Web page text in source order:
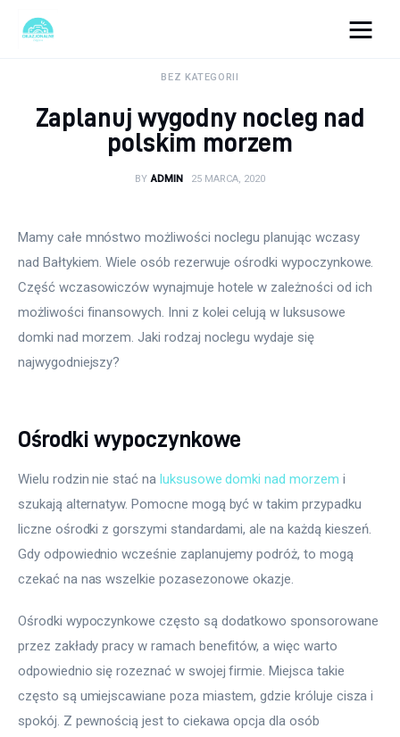
Turystyka
Uroda
Więcej
BEZ KATEGORII
Zaplanuj wygodny nocleg nad
polskim morzem
BY ADMIN 25 MARCA, 2020
Mamy całe mnóstwo możliwości noclegu planując wczasy
nad Bałtykiem. Wiele osób rezerwuje ośrodki wypoczynkowe.
Część wczasowiczów wynajmuje hotele w zależności od ich
możliwości finansowych. Inni z kolei celują w luksusowe
domki nad morzem. Jaki rodzaj noclegu wydaje się
najwygodniejszy?
Ośrodki wypoczynkowe
Wielu rodzin nie stać na luksusowe domki nad morzem i
szukają alternatyw. Pomocne mogą być w takim przypadku
liczne ośrodki z gorszymi standardami, ale na każdą kieszeń.
Gdy odpowiednio wcześnie zaplanujemy podróż, to mogą
czekać na nas wszelkie pozasezonowe okazje.
Ośrodki wypoczynkowe często są dodatkowo sponsorowane
przez zakłady pracy w ramach benefitów, a więc warto
odpowiednio się rozeznać w swojej firmie. Miejsca takie
często są umiejscawiane poza miastem, gdzie króluje cisza i
spokój. Z pewnością jest to ciekawa opcja dla osób